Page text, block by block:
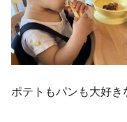
ポテトもパンも大好